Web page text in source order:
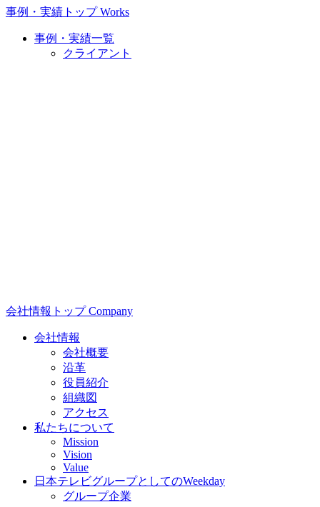
事例・実績 トップ Works
事例・実績一覧
クライアント
会社情報 トップ Company
会社情報
会社概要
沿革
役員紹介
組織図
アクセス
私たちについて
Mission
Vision
Value
日本テレビグループとしてのWeekday
グループ企業